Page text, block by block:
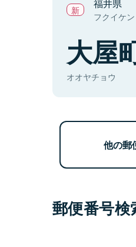
福井県
フクイケン
大屋
オオヤチョウ
他の郵
郵便番号